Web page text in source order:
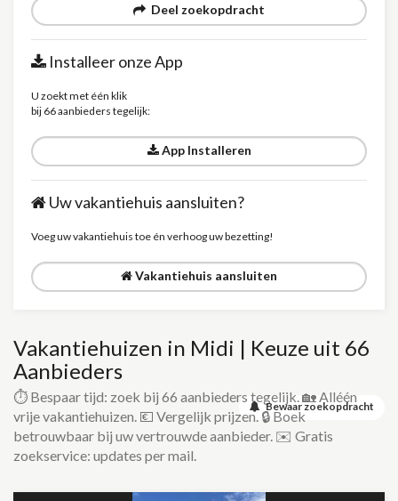
Deel zoekopdracht
Installeer onze App
U zoekt met één klik
bij 66 aanbieders tegelijk:
App Installeren
Uw vakantiehuis aansluiten?
Voeg uw vakantiehuis toe én verhoog uw bezetting!
Vakantiehuis aansluiten
Bewaar zoekopdracht
Vakantiehuizen in Midi | Keuze uit 66
Aanbieders
⏱️ Bespaar tijd: zoek bij 66 aanbieders tegelijk. 🏡 Alléén
vrije vakantiehuizen. 💶 Vergelijk prijzen. 🔒 Boek
betrouwbaar bij uw vertrouwde aanbieder. ✉️ Gratis
zoekservice: updates per mail.